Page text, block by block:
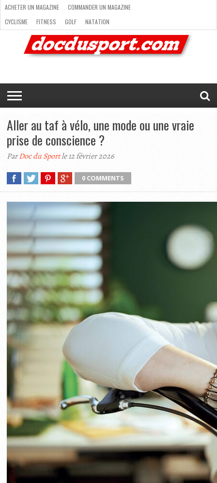
ACHETER
MAGAZINE
COMMANDER
UN
MAGAZINE
CYCLISME
FITNESS
GOLF
NATATION
RANDONNÉE
RUNNING
SKI
TRAIL
RUNNING
TRIATHLON
VOILE
NEWSLETTER
MAG’
EN
LIGNE
NOUS
CONTACTER
ACHETER UN MAGAZINE
COMMANDER UN MAGAZINE
CYCLISME
FITNESS GOLF
NATATION
RANDONNÉE
RUNNING SKI
TRAIL RUNNING
TRIATHLON
VOILE NEWSLETTER
MAG’ EN LIGNE
Aller au taf à vélo, une mode ou une vraie
prise de conscience ?
ParDoc du Sportle 12 février 2026
0 COMMENTS